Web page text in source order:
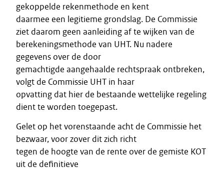
gekoppelde rekenmethode en kent
daarmee een legitieme grondslag. De Commissie
ziet daarom geen aanleiding af te wijken van de
berekeningsmethode van UHT. Nu nadere
gegevens over de door
gemachtigde aangehaalde rechtspraak ontbreken,
volgt de Commissie UHT in haar
opvatting dat hier de bestaande wettelijke regeling
dient te worden toegepast.
Gelet op het vorenstaande acht de Commissie het
bezwaar, voor zover dit zich richt
tegen de hoogte van de rente over de gemiste KOT
uit de definitieve